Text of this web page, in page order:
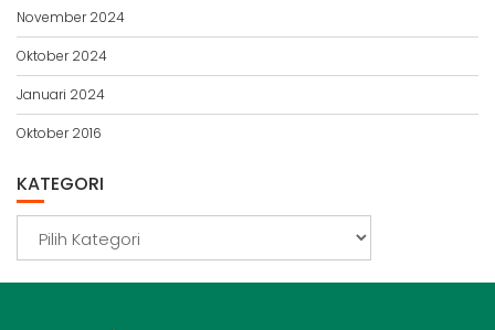
November 2024
Oktober 2024
Januari 2024
Oktober 2016
KATEGORI